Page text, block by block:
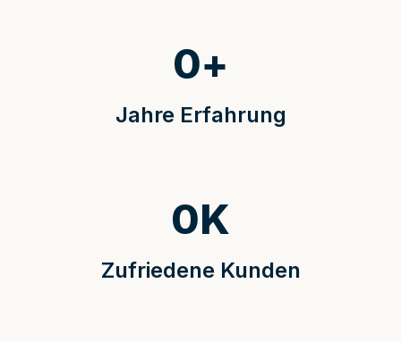
Jahre Erfahrung
0+
Zufriedene Kunden
0K